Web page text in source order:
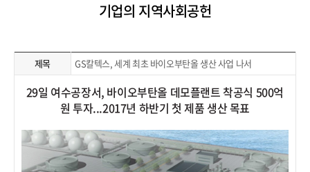
기업의 지역사회공헌
제목 GS칼텍스, 세계 최초 바이오부탄올 생산 사업 나서
29일 여수공장서, 바이오부탄올 데모플랜트 착공식 500억
원 투자...2017년 하반기 첫 제품 생산 목표